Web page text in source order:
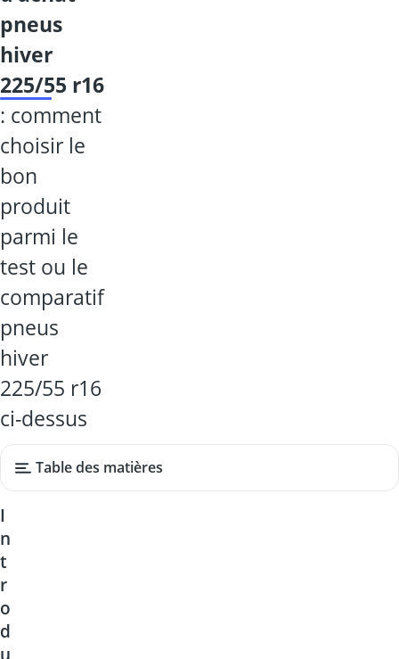
pneus
hiver
225/55 r16
: comment
choisir le
bon
produit
parmi le
test ou le
comparatif
pneus
hiver
225/55 r16
ci-dessus
Table des matières
I
n
t
r
o
d
u